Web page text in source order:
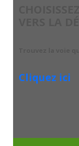
Cliquez ici